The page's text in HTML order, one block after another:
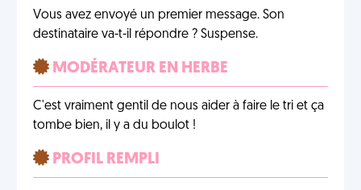
Vous avez envoyé un premier message. Son
destinataire va-t-il répondre ? Suspense.
MODÉRATEUR EN HERBE
C'est vraiment gentil de nous aider à faire le tri et ça
tombe bien, il y a du boulot !
PROFIL REMPLI